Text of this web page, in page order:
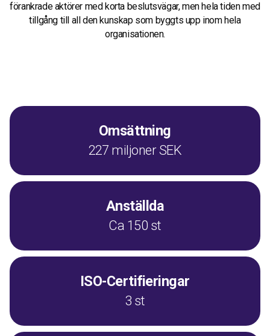
förankrade aktörer med korta beslutsvägar, men hela tiden med
tillgång till all den kunskap som byggts upp inom hela
organisationen.
Omsättning
227 miljoner SEK
Anställda
Ca 150 st
ISO-Certifieringar
3 st